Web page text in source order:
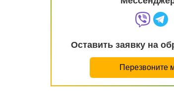
Оставить заявку на
Перезвоните